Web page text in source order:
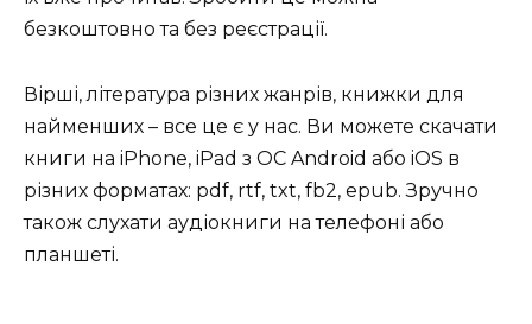
безкоштовно та без реєстрації.
Вірші, література різних жанрів, книжки для
найменших – все це є у нас. Ви можете скачати
книги на iPhone, iPad з ОС Android або iOS в
різних форматах: pdf, rtf, txt, fb2, epub. Зручно
також слухати аудіокниги на телефоні або
планшеті.